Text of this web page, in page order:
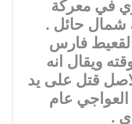
في معركة
شمال حائل .
فارس
ويقال انه
قتل على يد
عام